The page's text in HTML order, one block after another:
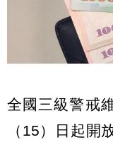
全國三級警戒
（15）日起開